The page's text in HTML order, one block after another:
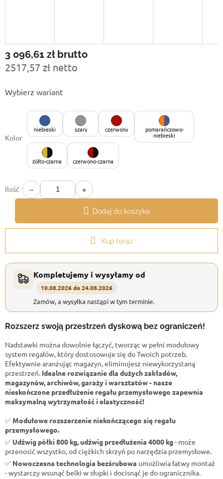
3 096,61 zł brutto
2517,57 zł netto
jednostkowa:
Wybierz wariant
Kolor
niebieski szary czerwony pomarańczowo-
niebieski
żółto-czarna czerwono-czarna
Ilość − +
Dodaj do koszyka
Kup teraz
Kompletujemy i wysyłamy od
10.08.2026 do 24.08.2026
Zamów, a wysyłka nastąpi w tym terminie.
Rozszerz swoją przestrzeń dyskową bez ograniczeń!
Nadstawki można dowolnie łączyć, tworząc w pełni modułowy
system regałów, który dostosowuje się do Twoich potrzeb.
Efektywnie aranżując magazyn, eliminujesz niewykorzystaną
przestrzeń. Idealne rozwiązanie dla dużych zakładów,
magazynów, archiwów, garaży i warsztatów - nasze
nieskończone przedłużenie regału przemysłowego zapewnia
maksymalną wytrzymałość i elastyczność!
✅ Modułowe rozszerzenie niekończącego się regału
przemysłowego.
✅ Udźwig półki 800 kg, udźwig przedłużenia 4000 kg- może
przenosić wszystko, od ciężkich skrzyń po narzędzia przemysłowe.
✅ Nowoczesna technologia bezśrubowa umożliwia łatwy montaż
- wystarczy wsunąć belki w słupki i docisnąć je do ogranicznika.